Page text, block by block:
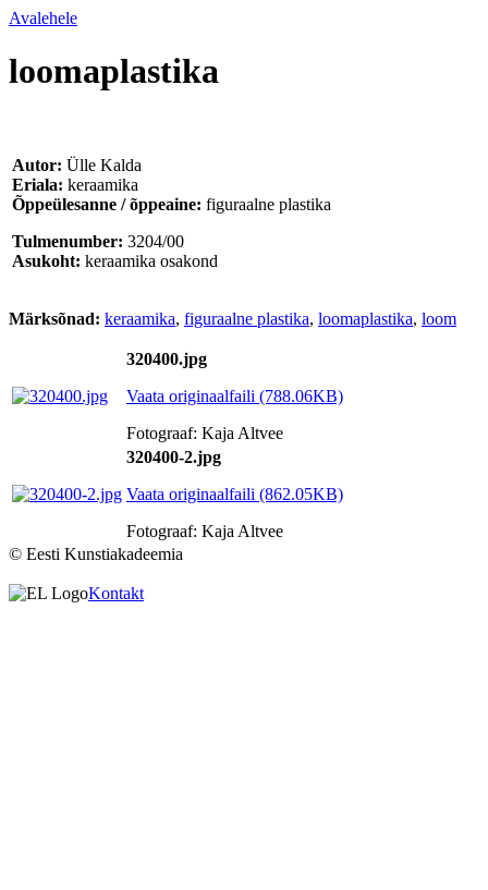
Avalehele
loomaplastika
Autor: Ülle Kalda
Eriala: keraamika
Õppeülesanne / õppeaine: figuraalne plastika
Tulmenumber: 3204/00
Asukoht: keraamika osakond
Märksõnad: keraamika, figuraalne plastika, loomaplastika, loom
320400.jpg
Vaata originaalfaili (788.06KB)
Fotograaf: Kaja Altvee
320400-2.jpg
Vaata originaalfaili (862.05KB)
Fotograaf: Kaja Altvee
© Eesti Kunstiakadeemia
Kontakt